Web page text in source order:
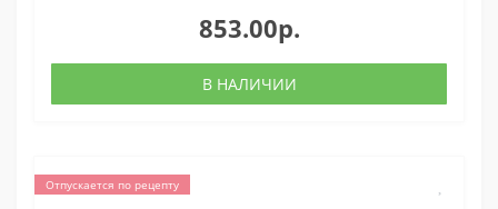
853.00р.
В НАЛИЧИИ
Отпускается по рецепту